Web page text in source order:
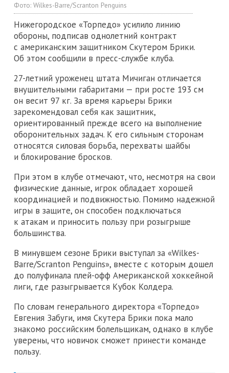
Фото: Wilkes-Barre/Scranton Penguins
Нижегородское «Торпедо» усилило линию
обороны, подписав однолетний контракт
с американским защитником Скутером Брики.
Об этом сообщили в пресс-службе клуба.
27-летний уроженец штата Мичиган отличается
внушительными габаритами — при росте 193 см
он весит 97 кг. За время карьеры Брики
зарекомендовал себя как защитник,
ориентированный прежде всего на выполнение
оборонительных задач. К его сильным сторонам
относятся силовая борьба, перехваты шайбы
и блокирование бросков.
При этом в клубе отмечают, что, несмотря на свои
физические данные, игрок обладает хорошей
координацией и подвижностью. Помимо надежной
игры в защите, он способен подключаться
к атакам и приносить пользу при розыгрыше
большинства.
В минувшем сезоне Брики выступал за «Wilkes-
Barre/Scranton Penguins», вместе с которым дошел
до полуфинала плей-офф Американской хоккейной
лиги, где разыгрывается Кубок Колдера.
По словам генерального директора «Торпедо»
Евгения Забуги, имя Скутера Брики пока мало
знакомо российским болельщикам, однако в клубе
уверены, что новичок сможет принести команде
пользу.